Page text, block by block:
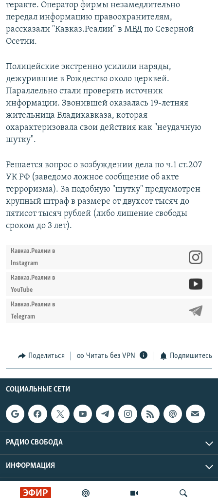
ЭФИР
теракте. Оператор фирмы незамедлительно
передал информацию правоохранителям,
рассказали "Кавказ.Реалии" в МВД по Северной
Осетии.
Полицейские экстренно усилили наряды,
дежурившие в Рождество около церквей.
Параллельно стали проверять источник
информации. Звонившей оказалась 19-летняя
жительница Владикавказа, которая
охарактеризовала свои действия как "неудачную
шутку".
Решается вопрос о возбуждении дела по ч.1 ст.207
УК РФ (заведомо ложное сообщение об акте
терроризма). За подобную "шутку" предусмотрен
крупный штраф в размере от двухсот тысяч до
пятисот тысяч рублей (либо лишение свободы
сроком до 3 лет).
Кавказ.Реалии в
Instagram
Кавказ.Реалии в
YouTube
Кавказ.Реалии в
Telegram
Поделиться Читать без VPN Подпишитесь
СОЦИАЛЬНЫЕ СЕТИ
РАДИО СВОБОДА
ИНФОРМАЦИЯ
Радио Свобода © 2026 RFE/RL, Inc. | Все права защищены.